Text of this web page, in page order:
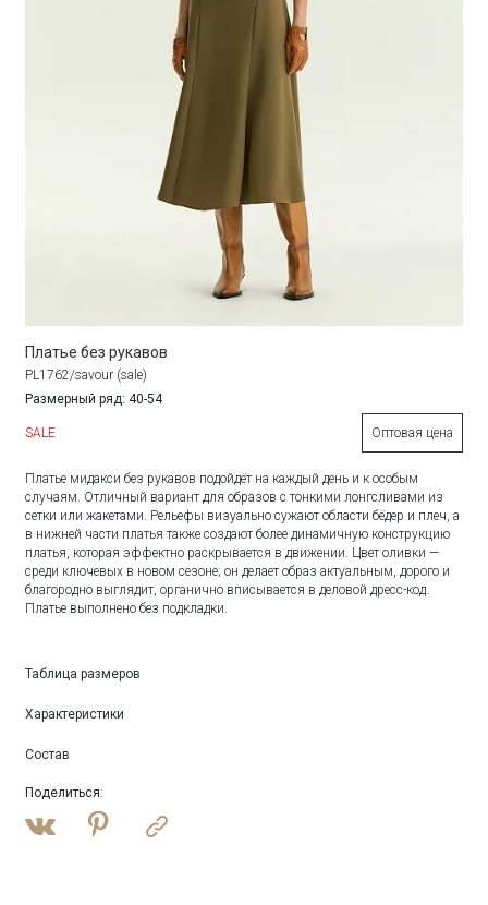
Платье без рукавов
PL1762/savour (sale)
Размерный ряд: 40-54
SALE Оптовая цена
Платье мидакси без рукавов подойдёт на каждый день и к особым
случаям. Отличный вариант для образов с тонкими лонгсливами из
сетки или жакетами. Рельефы визуально сужают области бёдер и плеч, а
в нижней части платья также создают более динамичную конструкцию
платья, которая эффектно раскрывается в движении. Цвет оливки —
среди ключевых в новом сезоне; он делает образ актуальным, дорого и
благородно выглядит, органично вписывается в деловой дресс-код.
Платье выполнено без подкладки.
Таблица размеров
Характеристики
Состав
Поделиться: